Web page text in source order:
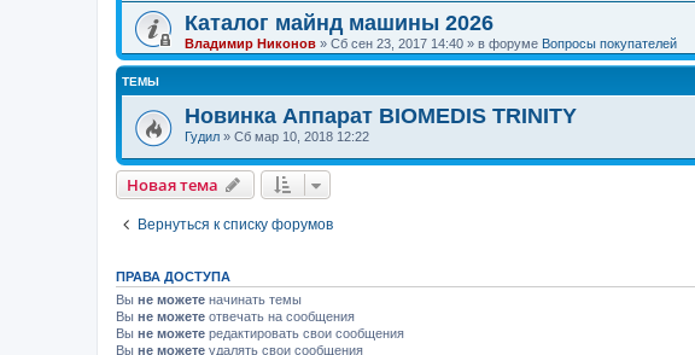
Каталог майнд машины 2026
Владимир Никонов » Сб сен 23, 2017 14:40 » в форуме Вопросы покупателей
ТЕМЫ
Новинка Аппарат BIOMEDIS TRINITY
Гудил » Сб мар 10, 2018 12:22
Новая тема
Вернуться к списку форумов
ПРАВА ДОСТУПА
Вы не можете начинать темы
Вы не можете отвечать на сообщения
Вы не можете редактировать свои сообщения
Вы не можете удалять свои сообщения